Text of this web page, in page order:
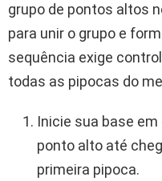
grupo de pontos altos
para unir o grupo e
sequência exige
todas as pipocas do
Inicie sua base
ponto alto até
primeira pipoca.